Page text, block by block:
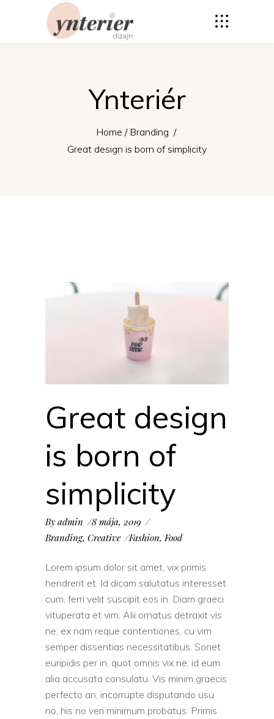
Ynteriér
Home / Branding /
Great design is born of simplicity
Great design
is born of
simplicity
By admin
8 mája, 2019
Branding, Creative Fashion, Food
Lorem ipsum dolor sit amet, vix primis
hendrerit et. Id dicam salutatus interesset
cum, ferri velit suscipit eos in. Diam graeci
vituperata et vim. Alii ornatus detraxit vis
ne, ex nam reque contentiones, cu vim
semper dissentias necessitatibus. Sonet
euripidis per in, quot omnis vix ne, id eum
alia accusata consulatu. Vis minim graecis
perfecto an, incorrupte disputando usu
no, his no veri minimum probatus. Primis